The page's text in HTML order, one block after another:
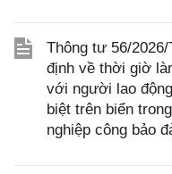
Thông tư 56/
định về thời giờ
với người lao
biệt trên biển
nghiệp công bảo